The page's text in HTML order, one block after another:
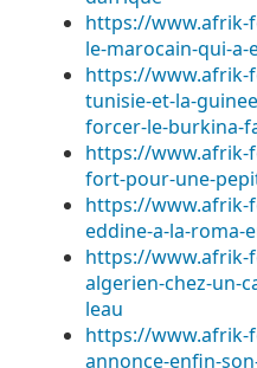
https://www.afrik-
le-marocain-qui-a-
https://www.afrik-
tunisie-et-la-
forcer-le-burkina-
https://www.afrik-
fort-pour-une-
https://www.afrik-
eddine-a-la-roma-
https://www.afrik-
algerien-chez-un-
leau
https://www.afrik-
annonce-enfin-